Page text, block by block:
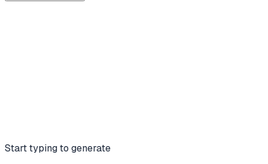
Start typing to generate